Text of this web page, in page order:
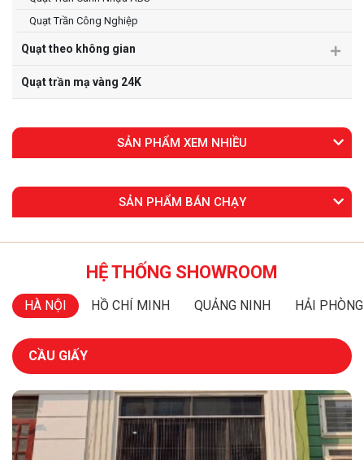
Quạt Trần Công Nghiệp
Quạt theo không gian
Quạt trần mạ vàng 24K
SẢN PHẨM XEM NHIỀU
SẢN PHẨM BÁN CHẠY
HỆ THỐNG SHOWROOM
HÀ NỘI HỒ CHÍ MINH QUẢNG NINH HẢI PHÒNG
CẦU GIẤY